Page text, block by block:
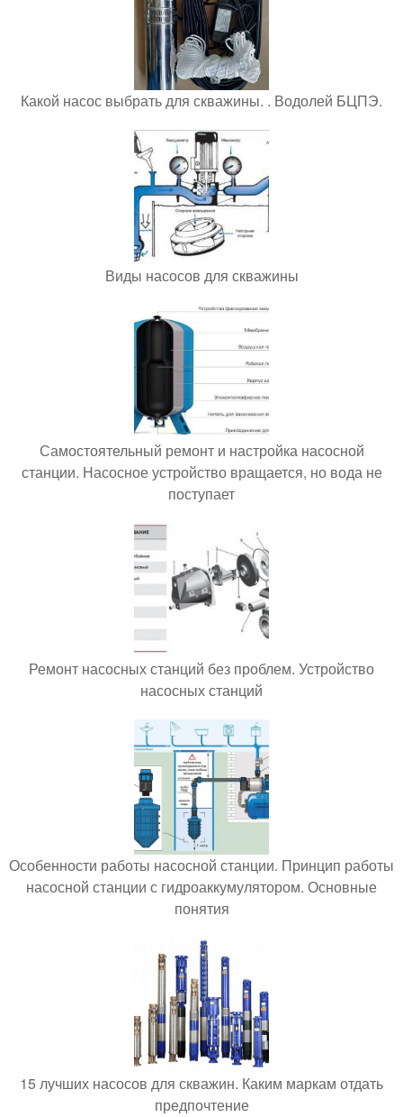
Какой насос выбрать для скважины. . Водолей БЦПЭ.
Виды насосов для скважины
Самостоятельный ремонт и настройка насосной
станции. Насосное устройство вращается, но вода не
поступает
Ремонт насосных станций без проблем. Устройство
насосных станций
Особенности работы насосной станции. Принцип работы
насосной станции с гидроаккумулятором. Основные
понятия
15 лучших насосов для скважин. Каким маркам отдать
предпочтение